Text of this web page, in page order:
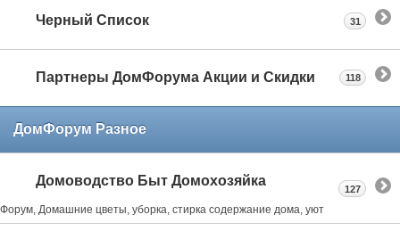
Черный Список 31
Партнеры ДомФорума Акции и Скидки 118
ДомФорум Разное
Домоводство Быт Домохозяйка
Форум, Домашние цветы, уборка, стирка содержание дома, уют
127